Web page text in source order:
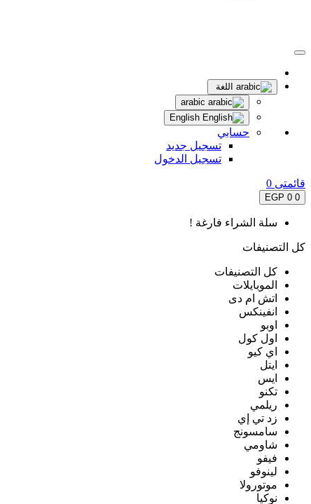
اللغة
حسابي
تسجيل جديد
تسجيل الدخول
قائمتى 0
0
0 EGP
سلة الشراء فارغة !
كل التصنيفات
كل التصنيفات
الموبايلات
اتش ام دى
انفينكس
اوبو
اول كول
اي كيو
ايتل
ايس
تكنو
ريلمي
زد تي إي
سامسونج
شاومي
فيفو
لينوفو
موتورولا
نوكيا